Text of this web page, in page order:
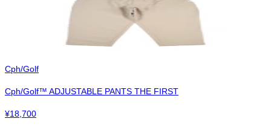
Cph/Golf
Cph/Golf™︎ ADJUSTABLE PANTS THE FIRST
¥18,700